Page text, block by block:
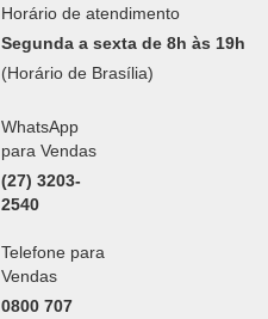
WhatsApp
para Vendas
(27) 3203-
2540
Telefone para
Vendas
0800 707
Horário de atendimento
Segunda a sexta de 8h às 19h
(Horário de Brasília)